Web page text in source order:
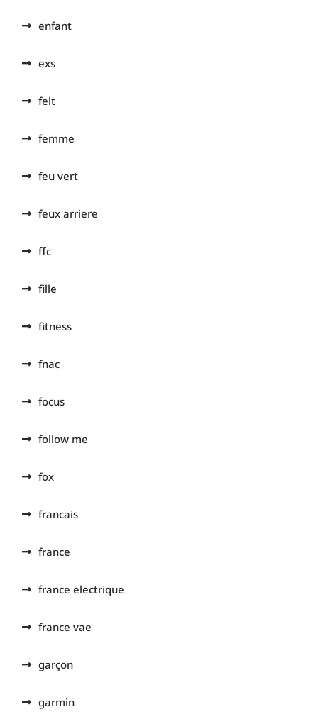
enfant
exs
felt
femme
feu vert
feux arriere
ffc
fille
fitness
fnac
focus
follow me
fox
francais
france
france electrique
france vae
garçon
garmin